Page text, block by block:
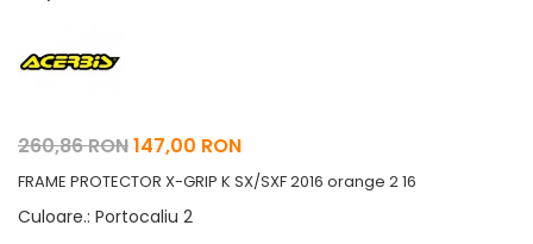
Pelerine de ploaie
Roti/Accesorii
Uleiuri si Lubrifianti
Filtre
Suspensii
260,86 RON147,00 RON
FRAME PROTECTOR X-GRIP K SX/SXF 2016 orange 2 16
Culoare.: Portocaliu 2